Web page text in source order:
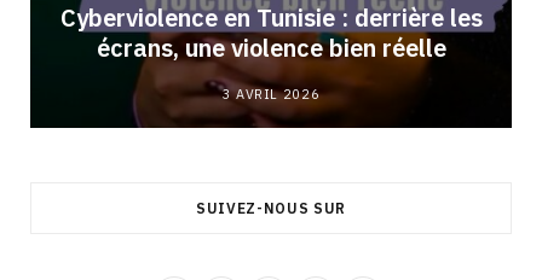
Cyberviolence en Tunisie : derrière les
écrans, une violence bien réelle
3 AVRIL 2026
SUIVEZ-NOUS SUR